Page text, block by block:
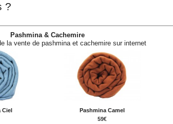
?
Pashmina & Cachemire
la vente de pashmina et cachemire sur internet
Ciel
Pashmina Camel
59€